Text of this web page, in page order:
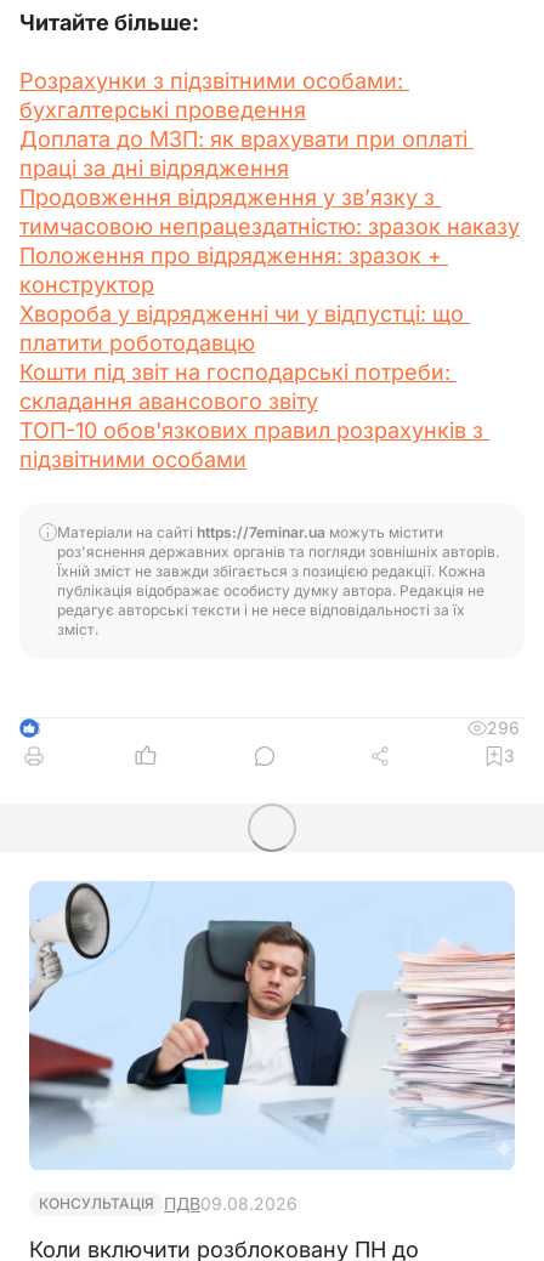
Читайте більше:
Розрахунки з підзвітними особами:
бухгалтерські проведення
Доплата до МЗП: як врахувати при оплаті
праці за дні відрядження
Продовження відрядження у зв’язку з
тимчасовою непрацездатністю: зразок наказу
Положення про відрядження: зразок +
конструктор
Хвороба у відрядженні чи у відпустці: що
платити роботодавцю
Кошти під звіт на господарські потреби:
складання авансового звіту
ТОП-10 обов'язкових правил розрахунків з
підзвітними особами
Матеріали на сайті https://7eminar.ua можуть містити
роз'яснення державних органів та погляди зовнішніх авторів.
Їхній зміст не завжди збігається з позицією редакції. Кожна
публікація відображає особисту думку автора. Редакція не
редагує авторські тексти і не несе відповідальності за їх
зміст.
3
296
3
КОНСУЛЬТАЦІЯ ПДВ09.08.2026
Коли включити розблоковану ПН до